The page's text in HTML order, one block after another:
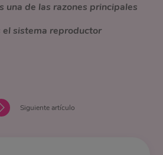
una de las razones principales
el sistema reproductor
Siguiente artículo